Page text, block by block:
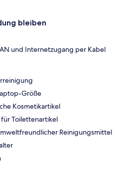
bleiben
und Internetzugang per Kabel
Größe
Kosmetikartikel
Toilettenartikel
Reinigungsmittel